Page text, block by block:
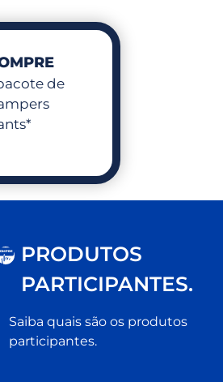
de
OMPRE
PRODUTOS
PARTICIPANTES.
Saiba quais são os produtos
participantes.